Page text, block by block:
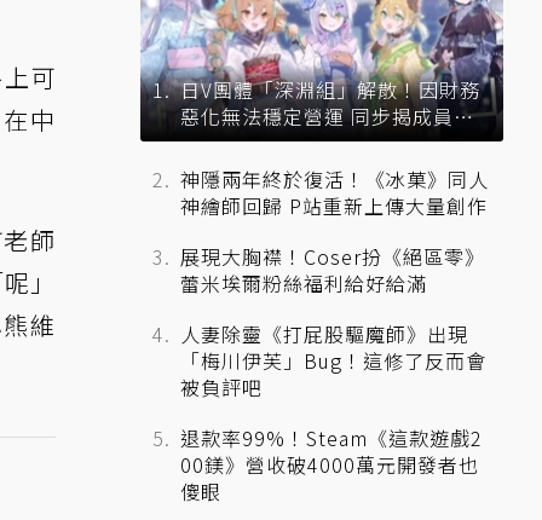
可
中
師
」
維
日V團體「深淵組」解散！因財務
惡化無法穩定營運 同步揭成員未
來去向
神隱兩年終於復活！《冰菓》同人
神繪師回歸 P站重新上傳大量創作
展現大胸襟！Coser扮《絕區零》
蕾米埃爾粉絲福利給好給滿
人妻除靈《打屁股驅魔師》出現
「梅川伊芙」Bug！這修了反而會
被負評吧
退款率99%！Steam《這款遊戲2
00鎂》營收破4000萬元開發者也
傻眼